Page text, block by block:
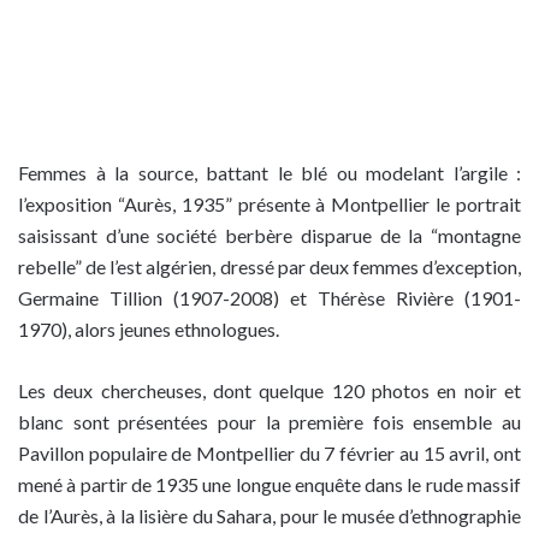
Femmes à la source, battant le blé ou modelant l’argile :
l’exposition “Aurès, 1935” présente à Montpellier le portrait
saisissant d’une société berbère disparue de la “montagne
rebelle” de l’est algérien, dressé par deux femmes d’exception,
Germaine Tillion (1907-2008) et Thérèse Rivière (1901-
1970), alors jeunes ethnologues.
Les deux chercheuses, dont quelque 120 photos en noir et
blanc sont présentées pour la première fois ensemble au
Pavillon populaire de Montpellier du 7 février au 15 avril, ont
mené à partir de 1935 une longue enquête dans le rude massif
de l’Aurès, à la lisière du Sahara, pour le musée d’ethnographie